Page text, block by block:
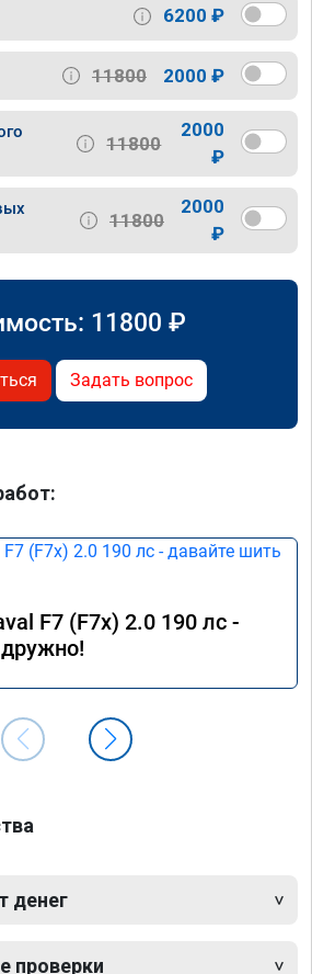
6200 ₽
11800 2000 ₽
11800
2000
₽
11800
2000
₽
11800 ₽
Задать вопрос
F7 (F7x) 2.0 190 лс -
денег
проверки